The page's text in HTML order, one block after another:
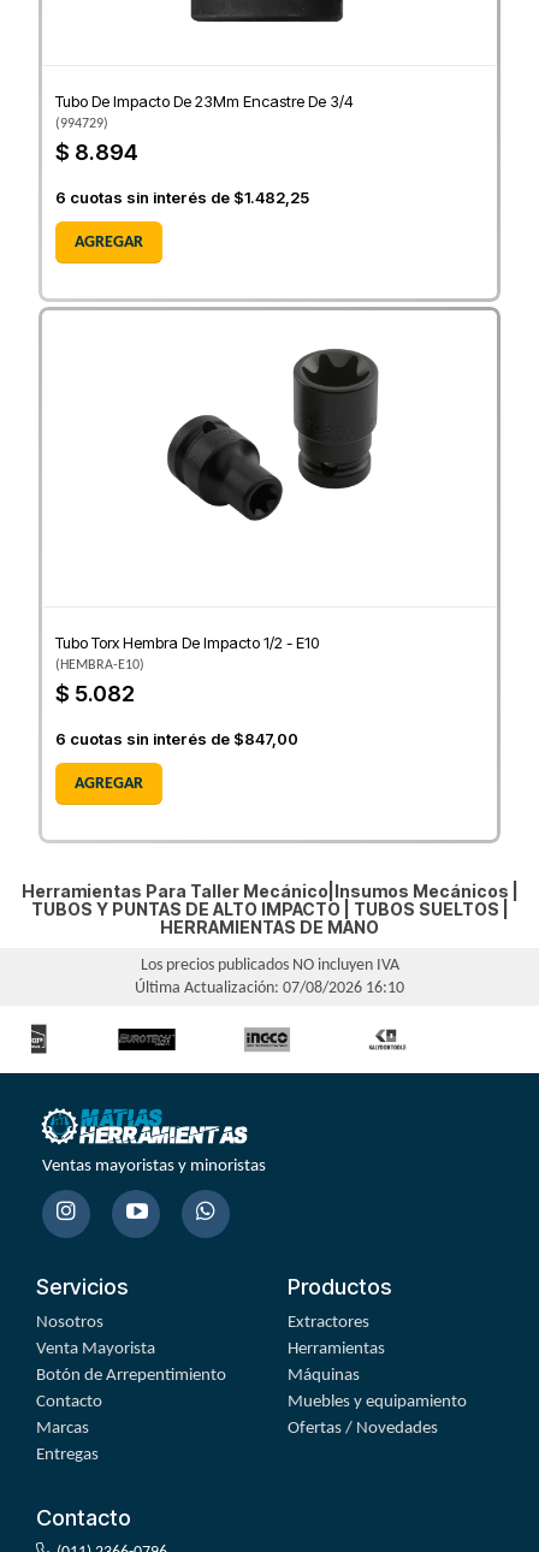
Tubo De Impacto De 23Mm Encastre De 3/4
(994729)
$ 8.894
6 cuotas sin interés de $1.482,25
AGREGAR
Tubo Torx Hembra De Impacto 1/2 - E10
(HEMBRA-E10)
$ 5.082
6 cuotas sin interés de $847,00
AGREGAR
Herramientas Para Taller Mecánico|Insumos Mecánicos |
TUBOS Y PUNTAS DE ALTO IMPACTO
TUBOS SUELTOS
HERRAMIENTAS DE MANO
Los precios publicados NO incluyen IVA
Última Actualización: 07/08/2026 16:10
Ventas mayoristas y minoristas
Servicios
Nosotros
Venta Mayorista
Botón de Arrepentimiento
Contacto
Marcas
Entregas
Productos
Extractores
Herramientas
Máquinas
Muebles y equipamiento
Ofertas / Novedades
Contacto